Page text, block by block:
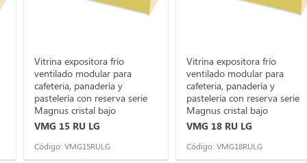
Vitrina expositora frío
ventilado modular para
cafeteria, panadería y
pastelería con reserva serie
Magnus cristal bajo
VMG 15 RU LG
Código: VMG15RULG
Vitrina expositora frío
ventilado modular para
cafeteria, panadería y
pastelería con reserva serie
Magnus cristal bajo
VMG 18 RU LG
Código: VMG18RULG